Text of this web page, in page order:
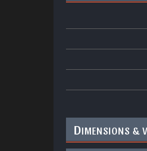
DIMENSIONS &